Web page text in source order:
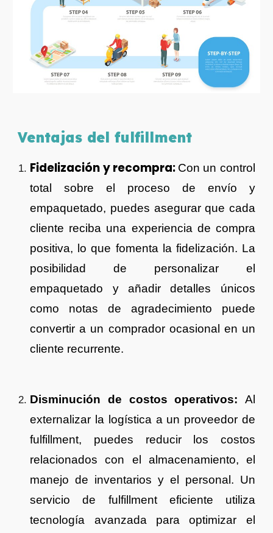
Ventajas del fulfillment
Fidelización y recompra: Con un control
total sobre el proceso de envío y
empaquetado, puedes asegurar que cada
cliente reciba una experiencia de compra
positiva, lo que fomenta la fidelización. La
posibilidad de personalizar el
empaquetado y añadir detalles únicos
como notas de agradecimiento puede
convertir a un comprador ocasional en un
cliente recurrente.
Disminución de costos operativos: Al
externalizar la logística a un proveedor de
fulfillment, puedes reducir los costos
relacionados con el almacenamiento, el
manejo de inventarios y el personal. Un
servicio de fulfillment eficiente utiliza
tecnología avanzada para optimizar el